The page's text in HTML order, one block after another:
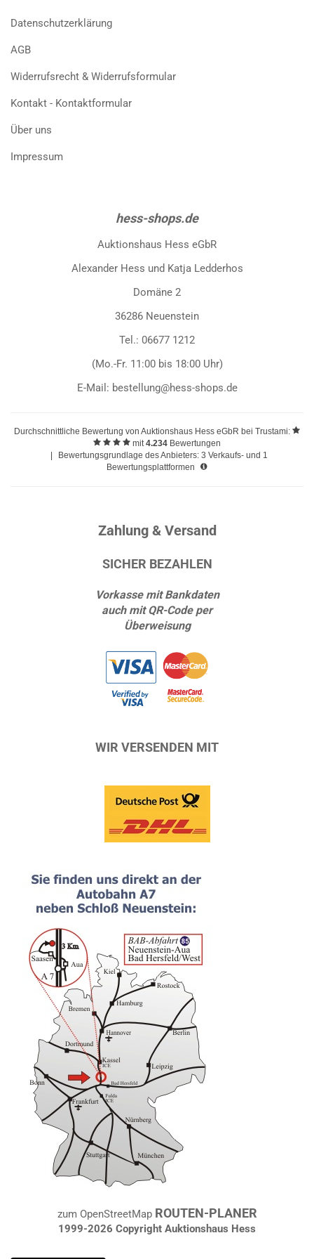
Datenschutzerklärung
AGB
Widerrufsrecht & Widerrufsformular
Kontakt - Kontaktformular
Über uns
Impressum
hess-shops.de
Auktionshaus Hess eGbR
Alexander Hess und Katja Ledderhos
Domäne 2
36286 Neuenstein
Tel.: 06677 1212
(Mo.-Fr. 11:00 bis 18:00 Uhr)
E-Mail: bestellung@hess-shops.de
Durchschnittliche Bewertung von Auktionshaus Hess eGbR bei Trustami:
mit4.234 Bewertungen
Bewertungsgrundlage des Anbieters: 3 Verkaufs- und 1
Bewertungsplattformen
Zahlung & Versand
SICHER BEZAHLEN
Vorkasse mit Bankdaten
auch mit QR-Code per
Überweisung
WIR VERSENDEN MIT
zum OpenStreetMap ROUTEN-PLANER
1999-2026 Copyright Auktionshaus Hess